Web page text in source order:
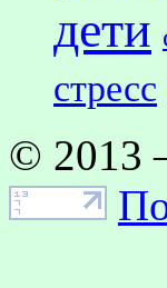
дети
стресс
© 2013